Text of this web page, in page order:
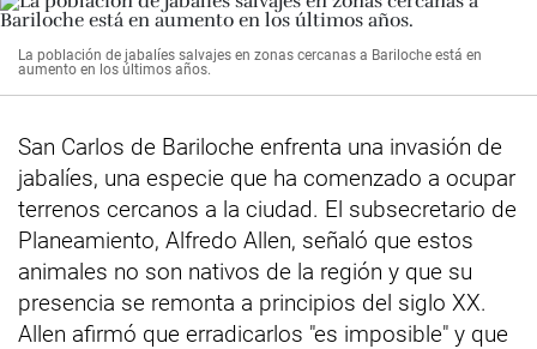
La población de jabalíes salvajes en zonas cercanas a Bariloche está en
aumento en los últimos años.
San Carlos de Bariloche enfrenta una invasión de
jabalíes, una especie que ha comenzado a ocupar
terrenos cercanos a la ciudad. El subsecretario de
Planeamiento, Alfredo Allen, señaló que estos
animales no son nativos de la región y que su
presencia se remonta a principios del siglo XX.
Allen afirmó que erradicarlos "es imposible" y que